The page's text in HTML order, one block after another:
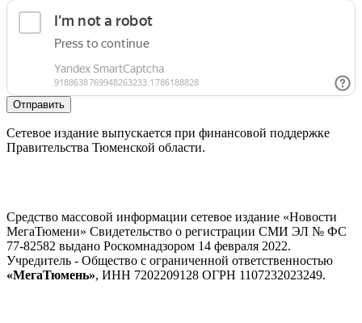
Отправить
Сетевое издание выпускается при финансовой поддержке
Правительства Тюменской области.
Средство массовой информации сетевое издание «Новости
МегаТюмени» Свидетельство о регистрации СМИ ЭЛ № ФС
77-82582 выдано Роскомнадзором 14 февраля 2022.
Учредитель - Общество с ограниченной ответственностью
«МегаТюмень», ИНН 7202209128 ОГРН 1107232023249.